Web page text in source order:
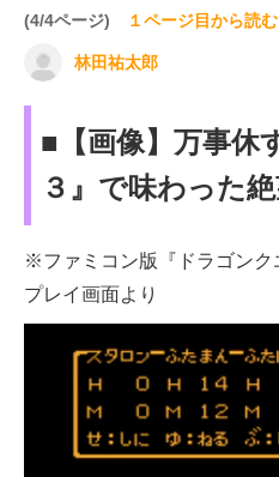
(4/4ページ) １ページ目から読む
林田祐太郎
■【画像】万事
３』で味わった
※ファミコン版『ドラゴンク
プレイ画面より